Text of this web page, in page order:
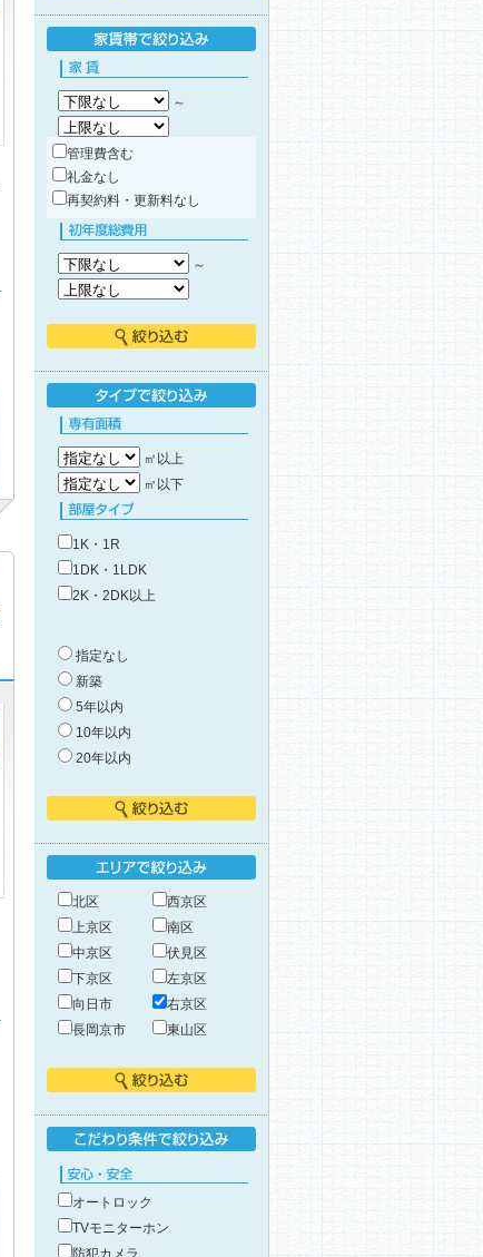
～
管理費含む
礼金なし
再契約料・更新料なし
～
㎡以上
㎡以下
1K・1R
1DK・1LDK
2K・2DK以上
指定なし
新築
5年以内
10年以内
20年以内
北区
西京区
上京区
南区
中京区
伏見区
下京区
左京区
向日市
右京区
長岡京市
東山区
オートロック
TVモニターホン
防犯カメラ